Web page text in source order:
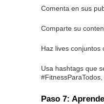
Comenta en sus
Comparte su
Haz lives conjuntos
Usa hashtags que
Paso 7: